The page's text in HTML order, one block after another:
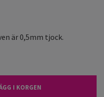
är 0,5mm tjock.
I KORGEN